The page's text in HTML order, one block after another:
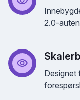
2.0-
Designet